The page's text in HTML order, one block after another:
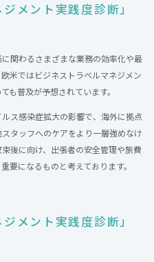
メント実践度診断」
関わるさまざまな業務の効率化や最
米ではビジネストラベルマネジメン
も普及が予想されています。
ス感染症拡大の影響で、海外に拠点
タッフへのケアをより一層強めなけ
後に向け、出張者の安全管理や旅費
要になるものと考えております。
メント実践度診断」